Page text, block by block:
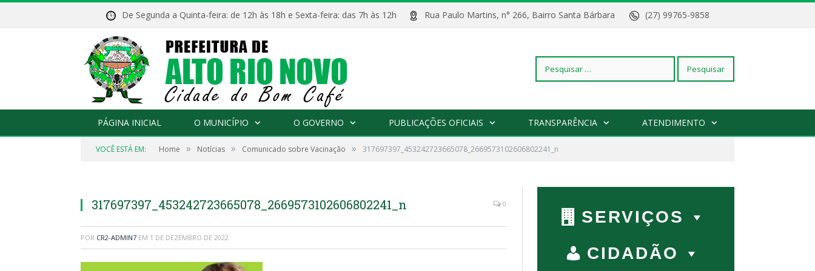
De Segunda a Quinta-feira: de 12h às 18h e Sexta-feira: das 7h às 12h Rua Paulo Martins, n° 266, Bairro Santa Bárbara (27) 99765-9858
Pesquisar
por:
PÁGINA INICIAL O MUNICÍPIO O GOVERNO PUBLICAÇÕES OFICIAIS TRANSPARÊNCIA ATENDIMENTO
VOCÊ ESTÁ EM: Home » Notícias » Comunicado sobre Vacinação » 317697397_453242723665078_2669573102606802241_n
317697397_453242723665078_2669573102606802241_n 0
POR CR2-ADMIN7 EM 1 DE DEZEMBRO DE 2022
SERVIÇOS
CIDADÃO